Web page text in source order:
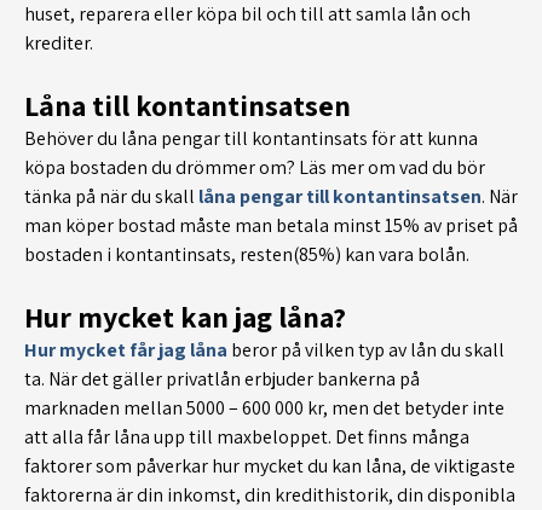
huset, reparera eller köpa bil och till att samla lån och
krediter.
Låna till kontantinsatsen
Behöver du låna pengar till kontantinsats för att kunna
köpa bostaden du drömmer om? Läs mer om vad du bör
tänka på när du skall låna pengar till kontantinsatsen. När
man köper bostad måste man betala minst 15% av priset på
bostaden i kontantinsats, resten(85%) kan vara bolån.
Hur mycket kan jag låna?
Hur mycket får jag låna beror på vilken typ av lån du skall
ta. När det gäller privatlån erbjuder bankerna på
marknaden mellan 5000 – 600 000 kr, men det betyder inte
att alla får låna upp till maxbeloppet. Det finns många
faktorer som påverkar hur mycket du kan låna, de viktigaste
faktorerna är din inkomst, din kredithistorik, din disponibla